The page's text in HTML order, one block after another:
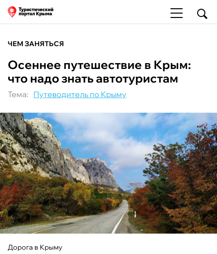
ЧЕМ ЗАНЯТЬСЯ
Осеннее путешествие в Крым:
что надо знать автотуристам
Тема: Путеводитель по Крыму
Дорога в Крыму